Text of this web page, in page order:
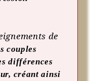
de
couples
différences
créant ainsi